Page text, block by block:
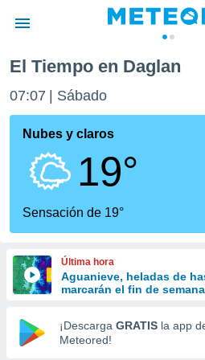
de
por
que se
calidad.
a este
las
y
forma
digital
basada
El Tiempo en Daglan
07:07 Sábado
Nubes y claros
19°
Sensación de 19°
Última hora
Aguanieve, heladas de
marcarán el fin de
¡Descarga GRATIS la app
Meteored!